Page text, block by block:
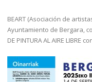
BEART (Asociación de
Ayuntamiento de Bergara,
DE PINTURA AL AIRE